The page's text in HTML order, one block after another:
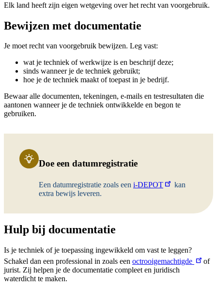
Elk land heeft zijn eigen wetgeving over het recht van voorgebruik.
Bewijzen met documentatie
Je moet recht van voorgebruik bewijzen. Leg vast:
wat je techniek of werkwijze is en beschrijf deze;
sinds wanneer je de techniek gebruikt;
hoe je de techniek maakt of toepast in je bedrijf.
Bewaar alle documenten, tekeningen, e-mails en testresultaten die
aantonen wanneer je de techniek ontwikkelde en begon te
gebruiken.
Doe een datumregistratie
Een datumregistratie zoals een i-DEPOT
kan
extra bewijs leveren.
Hulp bij documentatie
Is je techniek of je toepassing ingewikkeld om vast te leggen?
Schakel dan een professional in zoals een octrooigemachtigde
of
jurist. Zij helpen je de documentatie compleet en juridisch
waterdicht te maken.